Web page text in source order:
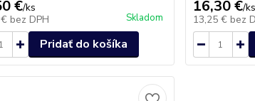
€/ks
bez DPH Skladom
Pridať do košíka
16,30 €/ks
13,25 € bez